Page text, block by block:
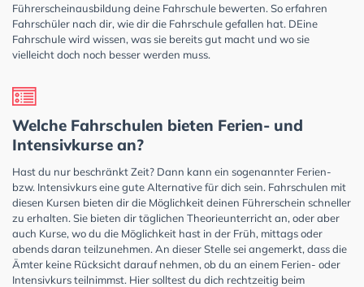
Führerscheinausbildung deine Fahrschule bewerten. So erfahren
Fahrschüler nach dir, wie dir die Fahrschule gefallen hat. DEine
Fahrschule wird wissen, was sie bereits gut macht und wo sie
vielleicht doch noch besser werden muss.
Welche Fahrschulen bieten Ferien- und
Intensivkurse an?
Hast du nur beschränkt Zeit? Dann kann ein sogenannter Ferien-
bzw. Intensivkurs eine gute Alternative für dich sein. Fahrschulen mit
diesen Kursen bieten dir die Möglichkeit deinen Führerschein schneller
zu erhalten. Sie bieten dir täglichen Theorieunterricht an, oder aber
auch Kurse, wo du die Möglichkeit hast in der Früh, mittags oder
abends daran teilzunehmen. An dieser Stelle sei angemerkt, dass die
Ämter keine Rücksicht darauf nehmen, ob du an einem Ferien- oder
Intensivkurs teilnimmst. Hier solltest du dich rechtzeitig beim